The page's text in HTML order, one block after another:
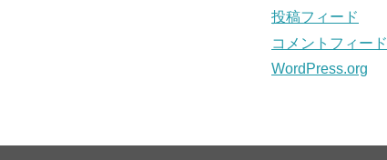
投稿フィード
コメントフィード
WordPress.org